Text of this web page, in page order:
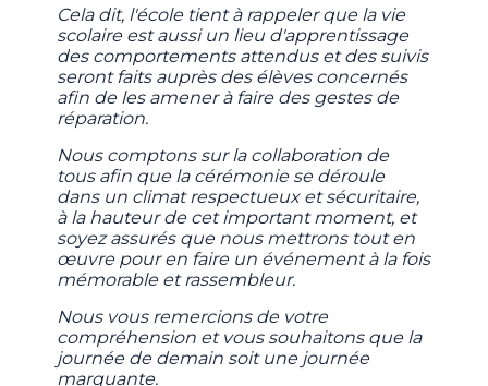
Cela dit, l'école tient à rappeler que la vie
scolaire est aussi un lieu d'apprentissage
des comportements attendus et des suivis
seront faits auprès des élèves concernés
afin de les amener à faire des gestes de
réparation.
Nous comptons sur la collaboration de
tous afin que la cérémonie se déroule
dans un climat respectueux et sécuritaire,
à la hauteur de cet important moment, et
soyez assurés que nous mettrons tout en
œuvre pour en faire un événement à la fois
mémorable et rassembleur.
Nous vous remercions de votre
compréhension et vous souhaitons que la
journée de demain soit une journée
marquante.